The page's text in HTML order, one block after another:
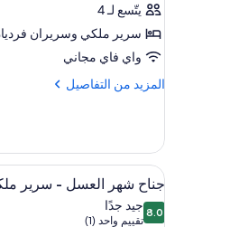
يتّسع لـ 4
سرير ملكي‫‬ وسريران
واي فاي مجاني
المزيد من التفاصيل
المزيد
Residence
استعراض
جميع
صور
1
جناح شهر العسل - سرير
8.08.0 من 10
جيد جدًا
تقييم واحد (1)
(تقييم